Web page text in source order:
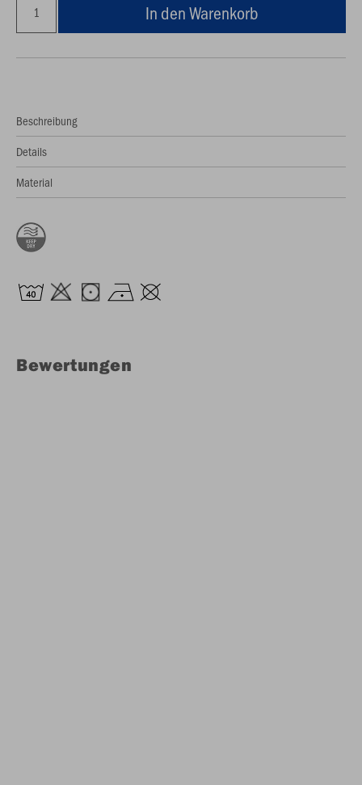
In den Warenkorb
Beschreibung
Details
Material
Bewertungen